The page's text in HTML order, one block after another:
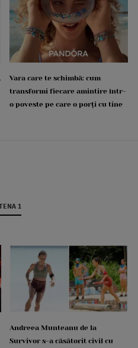
Vara care te schimbă: cum
transformi fiecare amintire într-
o poveste pe care o porți cu tine
1
Andreea Munteanu de la
Survivor s-a căsătorit civil cu